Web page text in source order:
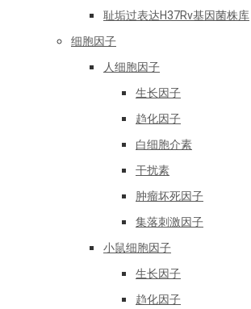
耻垢过表达H37Rv基因菌株库
细胞因子
人细胞因子
生长因子
趋化因子
白细胞介素
干扰素
肿瘤坏死因子
集落刺激因子
小鼠细胞因子
生长因子
趋化因子